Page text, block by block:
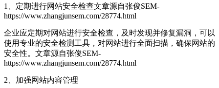
1、定期进行网站安全检查文章源自张俊SEM-
https://www.zhangjunsem.com/28774.html
企业应定期对网站进行安全检查，及时发现并修复漏洞，可以
使用专业的安全检测工具，对网站进行全面扫描，确保网站的
安全性。 文章源自张俊SEM-
https://www.zhangjunsem.com/28774.html
2、加强网站内容管理